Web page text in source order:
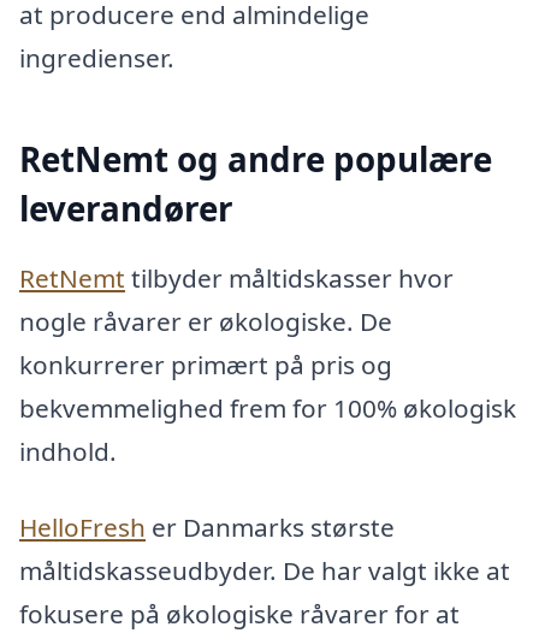
at producere end almindelige
ingredienser.
RetNemt og andre populære
leverandører
RetNemt tilbyder måltidskasser hvor
nogle råvarer er økologiske. De
konkurrerer primært på pris og
bekvemmelighed frem for 100% økologisk
indhold.
HelloFresh er Danmarks største
måltidskasseudbyder. De har valgt ikke at
fokusere på økologiske råvarer for at